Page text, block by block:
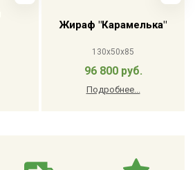
Жираф "Карамелька"
130x50x85
96 800 руб.
Подробнее...